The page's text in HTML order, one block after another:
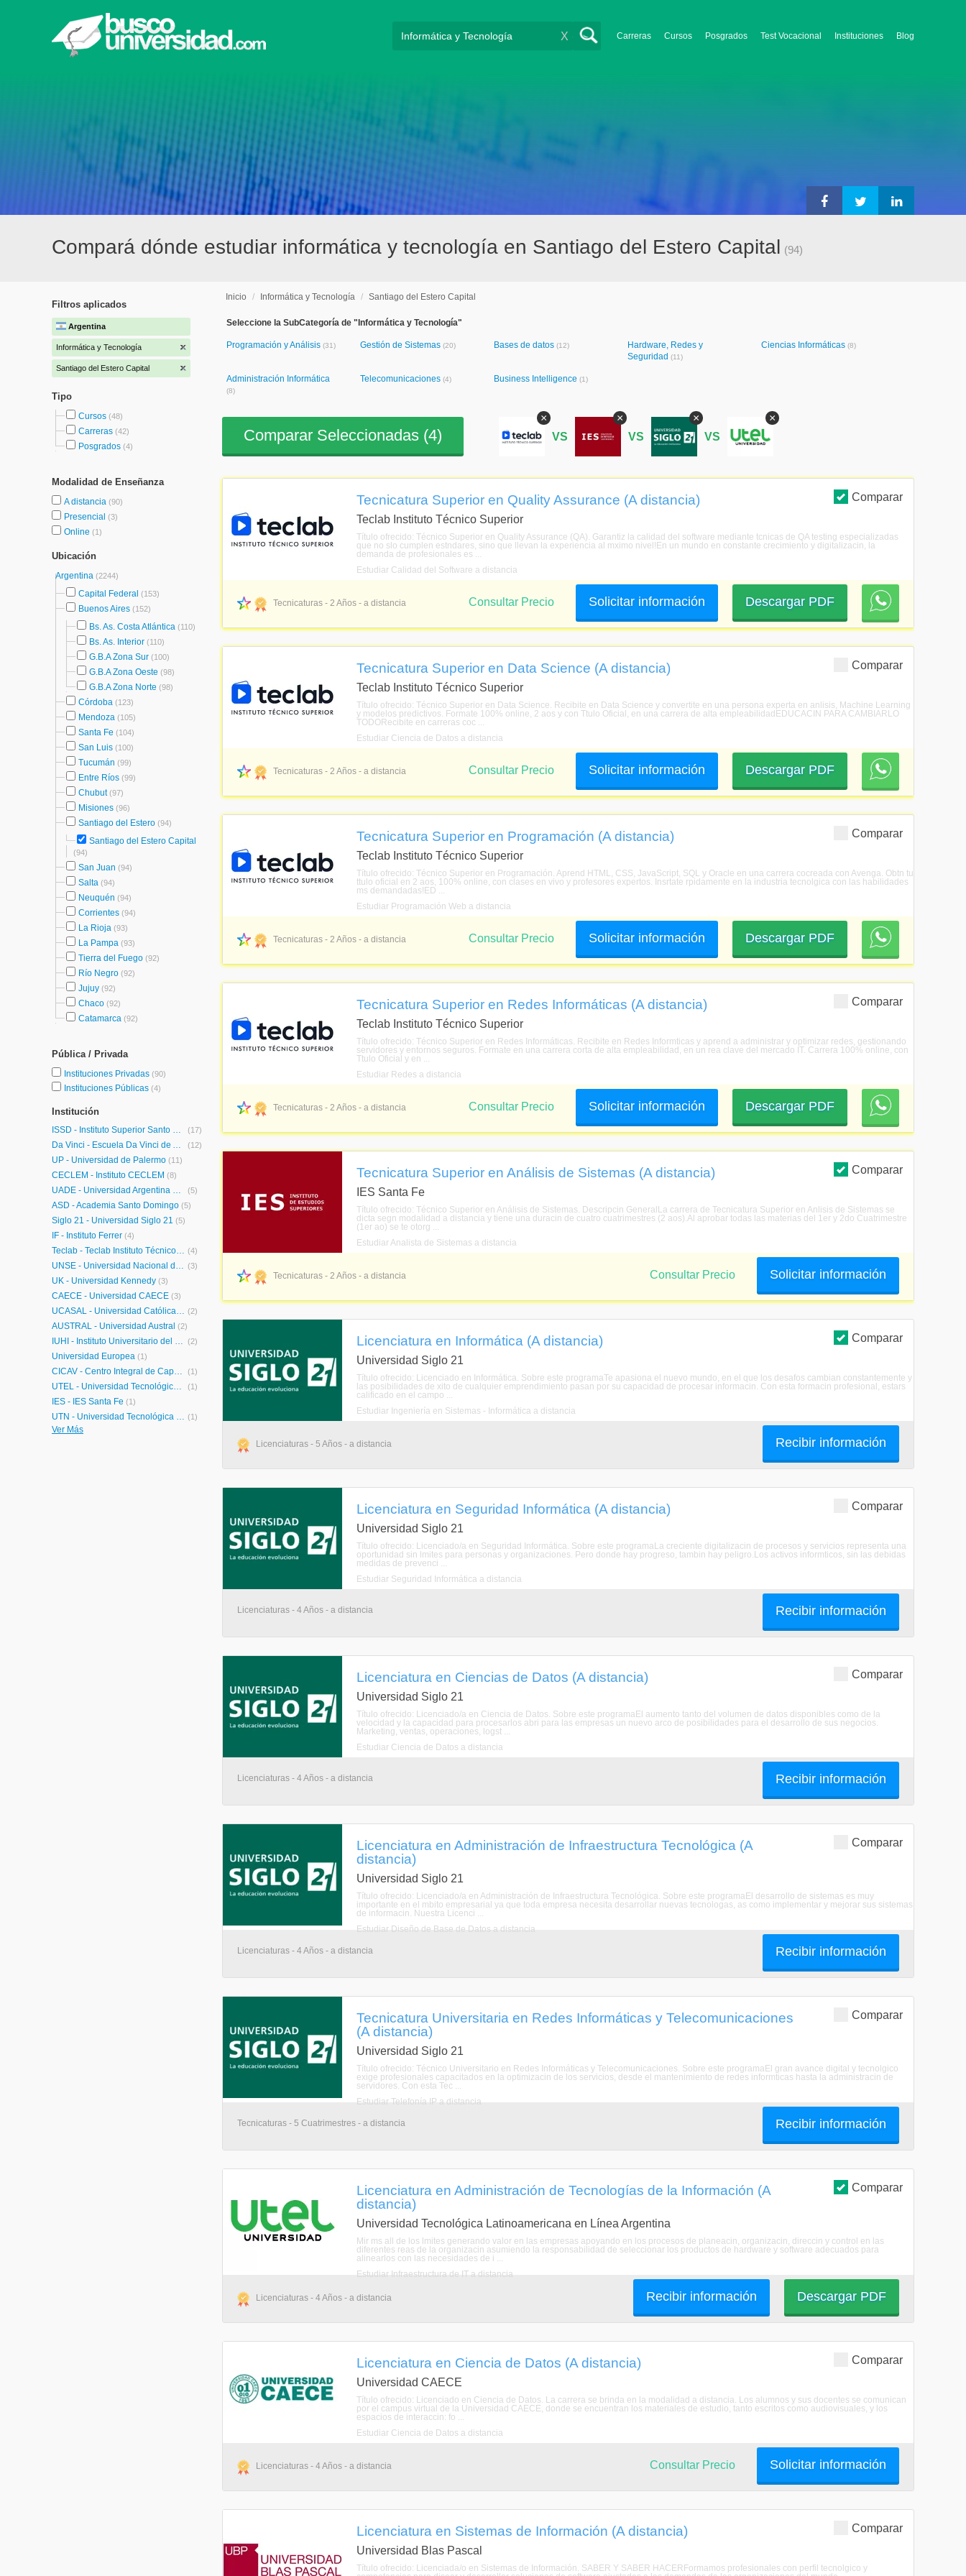
Carreras Cursos Posgrados Test Vocacional Instituciones Blog
X
Compará dónde estudiar informática y tecnología en Santiago del Estero Capital (94)
Filtros aplicados
Argentina
Informática y Tecnología
Santiago del Estero Capital
Tipo
Cursos (48)
Carreras (42)
Posgrados (4)
Modalidad de Enseñanza
A distancia (90)
Presencial (3)
Online (1)
Ubicación
Argentina (2244)
Capital Federal (153)
Buenos Aires (152)
Bs. As. Costa Atlántica (110)
Bs. As. Interior (110)
G.B.A Zona Sur (100)
G.B.A Zona Oeste (98)
G.B.A Zona Norte (98)
Córdoba (123)
Mendoza (105)
Santa Fe (104)
San Luis (100)
Tucumán (99)
Entre Ríos (99)
Chubut(97)
Misiones (96)
Santiago del Estero (94)
Santiago del Estero Capital
(94)
San Juan (94)
Salta (94)
Neuquén (94)
Corrientes (94)
La Rioja (93)
La Pampa (93)
Tierra del Fuego (92)
Río Negro (92)
Jujuy (92)
Chaco (92)
Catamarca (92)
Pública / Privada
Instituciones Privadas (90)
Instituciones Públicas (4)
Institución
ISSD - Instituto Superior Santo Domingo (17)
Da Vinci - Escuela Da Vinci de Arte y Diseño Multimedial (12)
UP - Universidad de Palermo (11)
CECLEM - Instituto CECLEM (8)
UADE - Universidad Argentina de la Empresa (5)
ASD - Academia Santo Domingo (5)
Siglo 21 - Universidad Siglo 21 (5)
IF - Instituto Ferrer (4)
Teclab - Teclab Instituto Técnico Superior (4)
UNSE - Universidad Nacional de Santiago del Estero (3)
UK - Universidad Kennedy (3)
CAECE - Universidad CAECE (3)
UCASAL - Universidad Católica de Salta (2)
AUSTRAL - Universidad Austral (2)
IUHI - Instituto Universitario del Hospital Italiano (2)
Universidad Europea (1)
CICAV - Centro Integral de Capacitación Virtual (1)
UTEL - Universidad Tecnológica Latinoamericana en Línea Argentina (1)
IES - IES Santa Fe (1)
UTN - Universidad Tecnológica Nacional (1)
Ver Más
Inicio / Informática y Tecnología / Santiago del Estero Capital
Seleccione la SubCategoría de "Informática y Tecnología"
Programación y Análisis (31) Gestión de Sistemas (20) Bases de datos (12)
Hardware, Redes y
Seguridad (11)
Ciencias Informáticas (8)
Administración Informática
(8)
Telecomunicaciones (4) Business Intelligence (1)
Comparar Seleccionadas (4)
×
VS
×
VS
×
VS
×
Comparar
Tecnicatura Superior en Quality Assurance (A distancia)
Teclab Instituto Técnico Superior
Título ofrecido: Técnico Superior en Quality Assurance (QA). Garantiz la calidad del software mediante tcnicas de QA testing especializadas
que no slo cumplen estndares, sino que llevan la experiencia al mximo nivel!En un mundo en constante crecimiento y digitalizacin, la
demanda de profesionales es ...
Estudiar Calidad del Software a distancia
Tecnicaturas - 2 Años - a distancia Descargar PDF
Solicitar información
Consultar Precio
Comparar
Tecnicatura Superior en Data Science (A distancia)
Teclab Instituto Técnico Superior
Título ofrecido: Técnico Superior en Data Science. Recibite en Data Science y convertite en una persona experta en anlisis, Machine Learning
y modelos predictivos. Formate 100% online, 2 aos y con Ttulo Oficial, en una carrera de alta empleabilidadEDUCACIN PARA CAMBIARLO
TODORecibite en carreras coc ...
Estudiar Ciencia de Datos a distancia
Tecnicaturas - 2 Años - a distancia Descargar PDF
Solicitar información
Consultar Precio
Comparar
Tecnicatura Superior en Programación (A distancia)
Teclab Instituto Técnico Superior
Título ofrecido: Técnico Superior en Programación. Aprend HTML, CSS, JavaScript, SQL y Oracle en una carrera cocreada con Avenga. Obtn tu
ttulo oficial en 2 aos, 100% online, con clases en vivo y profesores expertos. Insrtate rpidamente en la industria tecnolgica con las habilidades
ms demandadas!ED ...
Estudiar Programación Web a distancia
Tecnicaturas - 2 Años - a distancia Descargar PDF
Solicitar información
Consultar Precio
Comparar
Tecnicatura Superior en Redes Informáticas (A distancia)
Teclab Instituto Técnico Superior
Título ofrecido: Técnico Superior en Redes Informáticas. Recibite en Redes Informticas y aprend a administrar y optimizar redes, gestionando
servidores y entornos seguros. Formate en una carrera corta de alta empleabilidad, en un rea clave del mercado IT. Carrera 100% online, con
Ttulo Oficial y en ...
Estudiar Redes a distancia
Tecnicaturas - 2 Años - a distancia Descargar PDF
Solicitar información
Consultar Precio
Comparar
Tecnicatura Superior en Análisis de Sistemas (A distancia)
IES Santa Fe
Título ofrecido: Técnico Superior en Análisis de Sistemas. Descripcin GeneralLa carrera de Tecnicatura Superior en Anlisis de Sistemas se
dicta segn modalidad a distancia y tiene una duracin de cuatro cuatrimestres (2 aos).Al aprobar todas las materias del 1er y 2do Cuatrimestre
(1er ao) se te otorg ...
Estudiar Analista de Sistemas a distancia
Tecnicaturas - 2 Años - a distancia Solicitar información
Consultar Precio
Comparar
Licenciatura en Informática (A distancia)
Universidad Siglo 21
Título ofrecido: Licenciado en Informática. Sobre este programaTe apasiona el nuevo mundo, en el que los desafos cambian constantemente y
las posibilidades de xito de cualquier emprendimiento pasan por su capacidad de procesar informacin. Con esta formacin profesional, estars
calificado en el campo ...
Estudiar Ingeniería en Sistemas - Informática a distancia
Licenciaturas - 5 Años - a distancia Recibir información
Comparar
Licenciatura en Seguridad Informática (A distancia)
Universidad Siglo 21
Título ofrecido: Licenciado/a en Seguridad Informática. Sobre este programaLa creciente digitalizacin de procesos y servicios representa una
oportunidad sin lmites para personas y organizaciones. Pero donde hay progreso, tambin hay peligro.Los activos informticos, sin las debidas
medidas de prevenci ...
Estudiar Seguridad Informática a distancia
Licenciaturas - 4 Años - a distancia Recibir información
Comparar
Licenciatura en Ciencias de Datos (A distancia)
Universidad Siglo 21
Título ofrecido: Licenciado/a en Ciencia de Datos. Sobre este programaEl aumento tanto del volumen de datos disponibles como de la
velocidad y la capacidad para procesarlos abri para las empresas un nuevo arco de posibilidades para el desarrollo de sus negocios.
Marketing, ventas, operaciones, logst ...
Estudiar Ciencia de Datos a distancia
Licenciaturas - 4 Años - a distancia Recibir información
Comparar
Licenciatura en Administración de Infraestructura Tecnológica (A
distancia)
Universidad Siglo 21
Título ofrecido: Licenciado/a en Administración de Infraestructura Tecnológica. Sobre este programaEl desarrollo de sistemas es muy
importante en el mbito empresarial ya que toda empresa necesita desarrollar nuevas tecnologas, as como implementar y mejorar sus sistemas
de informacin. Nuestra Licenci ...
Estudiar Diseño de Base de Datos a distancia
Licenciaturas - 4 Años - a distancia Recibir información
Comparar
Tecnicatura Universitaria en Redes Informáticas y Telecomunicaciones
(A distancia)
Universidad Siglo 21
Título ofrecido: Técnico Universitario en Redes Informáticas y Telecomunicaciones. Sobre este programaEl gran avance digital y tecnolgico
exige profesionales capacitados en la optimizacin de los servicios, desde el mantenimiento de redes informticas hasta la administracin de
servidores. Con esta Tec ...
Estudiar Telefonía IP a distancia
Tecnicaturas - 5 Cuatrimestres - a distancia Recibir información
Comparar
Licenciatura en Administración de Tecnologías de la Información (A
distancia)
Universidad Tecnológica Latinoamericana en Línea Argentina
Mir ms all de los lmites generando valor en las empresas apoyando en los procesos de planeacin, organizacin, direccin y control en las
diferentes reas de la organizacin asumiendo la responsabilidad de seleccionar los productos de hardware y software adecuados para
alinearlos con las necesidades de i ...
Estudiar Infraestructura de IT a distancia
Licenciaturas - 4 Años - a distancia Descargar PDF
Recibir información
Comparar
Licenciatura en Ciencia de Datos (A distancia)
Universidad CAECE
Título ofrecido: Licenciado en Ciencia de Datos. La carrera se brinda en la modalidad a distancia. Los alumnos y sus docentes se comunican
por el campus virtual de la Universidad CAECE, donde se encuentran los materiales de estudio, tanto escritos como audiovisuales, y los
espacios de interaccin: fo ...
Estudiar Ciencia de Datos a distancia
Licenciaturas - 4 Años - a distancia Solicitar información
Consultar Precio
Comparar
Licenciatura en Sistemas de Información (A distancia)
Universidad Blas Pascal
Título ofrecido: Licenciada/o en Sistemas de Información. SABER Y SABER HACERFormamos profesionales con perfil tecnolgico y